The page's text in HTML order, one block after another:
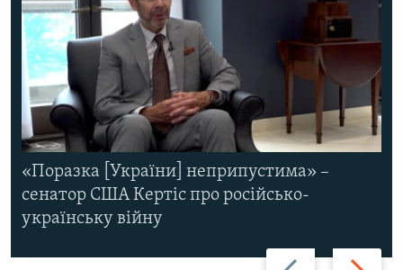
Назад Вперед
«Поразка [України] неприпустима» –
сенатор США Кертіс про російсько-
українську війну